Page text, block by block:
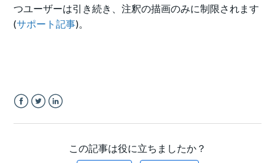
つユーザーは引き続き、注釈の描画のみに制限されます
(サポート記事)。
この記事は役に立ちましたか？